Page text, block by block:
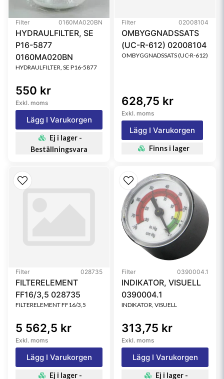
Filter 0160MA020BN
HYDRAULFILTER, SE
P16-5877
0160MA020BN
HYDRAULFILTER, SE P16-5877
550 kr
Exkl. moms
Lägg I Varukorgen
Ej i lager -
Beställningsvara
Filter 02008104
OMBYGGNADSSATS
(UC-R-612) 02008104
OMBYGGNADSSATS (UC-R-612)
628,75 kr
Exkl. moms
Lägg I Varukorgen
Finns i lager
Filter 028735
FILTERELEMENT
FF16/3,5 028735
FILTERELEMENT FF16/3,5
5 562,5 kr
Exkl. moms
Lägg I Varukorgen
Ej i lager -
Filter 0390004.1
INDIKATOR, VISUELL
0390004.1
INDIKATOR, VISUELL
313,75 kr
Exkl. moms
Lägg I Varukorgen
Ej i lager -